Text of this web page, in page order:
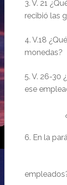
3. V. 21
recibió las
4. V.18
monedas?
5. V. 26-30
ese
¿Qué
6. En la
¿A